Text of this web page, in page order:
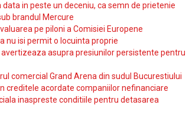
in peste un deceniu, ca semn de prietenie
brandul Mercure
pe piloni a Comisiei Europene
nu isi permit o locuinta proprie
asupra presiunilor persistente pentru
comercial Grand Arena din sudul Bucurestiului
creditele acordate companiilor nefinanciare
inaspreste conditiile pentru detasarea